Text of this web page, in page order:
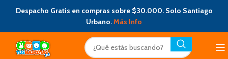
Despacho Gratis en compras sobre $30.000. Solo Santiago
Urbano.Más Info